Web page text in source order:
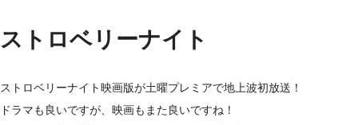
ストロベリーナイト
ストロベリーナイト映画版が土曜プレミアで地上波初放送！
ドラマも良いですが、映画もまた良いですね！